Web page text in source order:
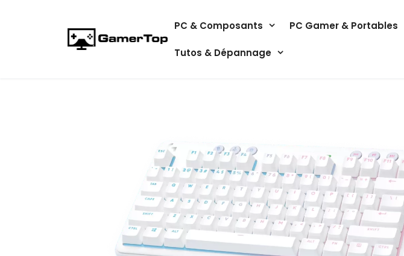
PC & Composants PC Gamer & Portables
Tutos & Dépannage